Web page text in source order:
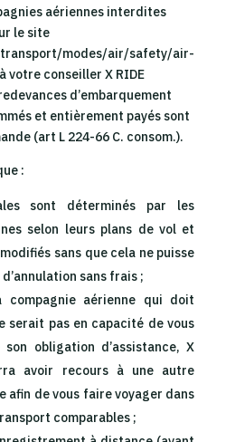
aériennes interdites
le site
modes/air/safety/air-
votre conseiller X RIDE
d’embarquement
et entièrement payés sont
(art L 224-66 C. consom.).
:
sont déterminés par les
selon leurs plans de vol et
sans que cela ne puisse
sans frais ;
aérienne qui doit
serait pas en capacité de vous
son obligation d’assistance, X
avoir recours à une autre
afin de vous faire voyager dans
comparables ;